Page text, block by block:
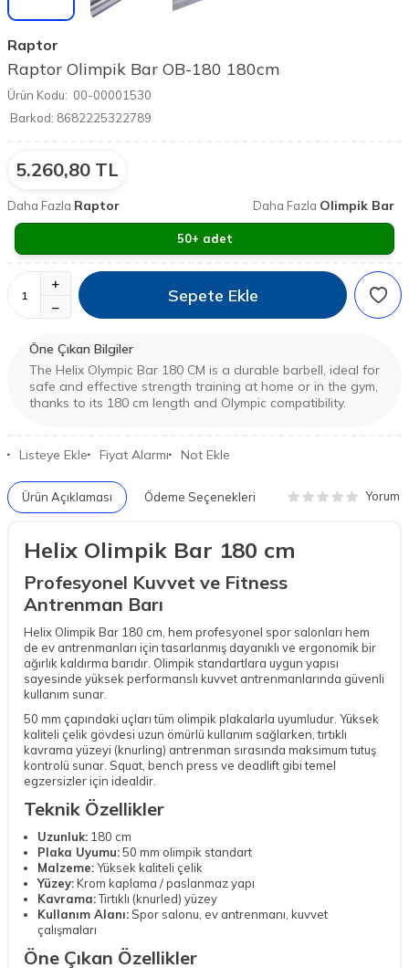
Raptor
Raptor Olimpik Bar OB-180 180cm
Ürün Kodu: 00-00001530
Barkod: 8682225322789
5.260,80 TL
Daha Fazla Raptor Daha Fazla Olimpik Bar
50+ adet
Sepete Ekle
Öne Çıkan Bilgiler
The Helix Olympic Bar 180 CM is a durable barbell, ideal for
safe and effective strength training at home or in the gym,
thanks to its 180 cm length and Olympic compatibility.
Listeye Ekle Fiyat Alarmı Not Ekle
Ürün Açıklaması Ödeme Seçenekleri Yorum
Helix Olimpik Bar 180 cm
Profesyonel Kuvvet ve Fitness
Antrenman Barı
Helix Olimpik Bar 180 cm, hem profesyonel spor salonları hem
de ev antrenmanları için tasarlanmış dayanıklı ve ergonomik bir
ağırlık kaldırma barıdır. Olimpik standartlara uygun yapısı
sayesinde yüksek performanslı kuvvet antrenmanlarında güvenli
kullanım sunar.
50 mm çapındaki uçları tüm olimpik plakalarla uyumludur. Yüksek
kaliteli çelik gövdesi uzun ömürlü kullanım sağlarken, tırtıklı
kavrama yüzeyi (knurling) antrenman sırasında maksimum tutuş
kontrolü sunar. Squat, bench press ve deadlift gibi temel
egzersizler için idealdir.
Teknik Özellikler
Uzunluk: 180 cm
Plaka Uyumu:50 mm olimpik standart
Malzeme:Yüksek kaliteli çelik
Yüzey:Krom kaplama / paslanmaz yapı
Kavrama:Tırtıklı (knurled) yüzey
Kullanım Alanı: Spor salonu, ev antrenmanı, kuvvet
çalışmaları
Öne Çıkan Özellikler